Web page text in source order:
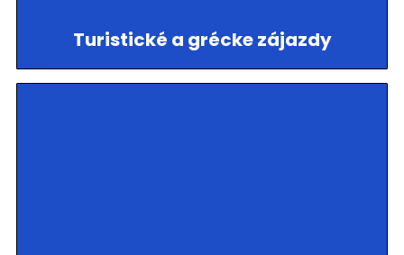
Turistické a grécke zájazdy